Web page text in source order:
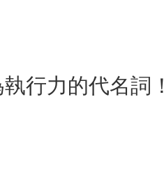
行力的代名詞！